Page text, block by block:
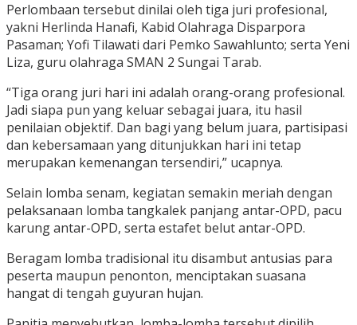
Perlombaan tersebut dinilai oleh tiga juri profesional,
yakni Herlinda Hanafi, Kabid Olahraga Disparpora
Pasaman; Yofi Tilawati dari Pemko Sawahlunto; serta Yeni
Liza, guru olahraga SMAN 2 Sungai Tarab.
“Tiga orang juri hari ini adalah orang-orang profesional.
Jadi siapa pun yang keluar sebagai juara, itu hasil
penilaian objektif. Dan bagi yang belum juara, partisipasi
dan kebersamaan yang ditunjukkan hari ini tetap
merupakan kemenangan tersendiri,” ucapnya.
Selain lomba senam, kegiatan semakin meriah dengan
pelaksanaan lomba tangkalek panjang antar-OPD, pacu
karung antar-OPD, serta estafet belut antar-OPD.
Beragam lomba tradisional itu disambut antusias para
peserta maupun penonton, menciptakan suasana
hangat di tengah guyuran hujan.